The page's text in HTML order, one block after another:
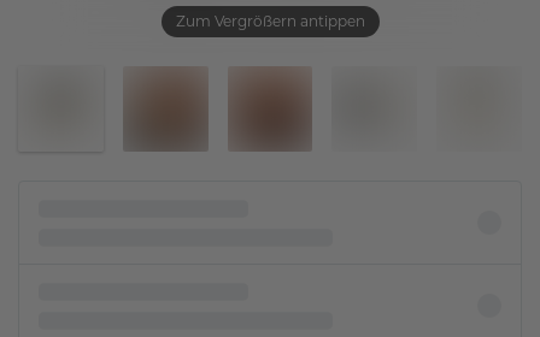
Zum Vergrößern antippen